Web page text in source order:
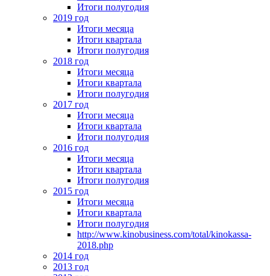
Итоги полугодия
2019 год
Итоги месяца
Итоги квартала
Итоги полугодия
2018 год
Итоги месяца
Итоги квартала
Итоги полугодия
2017 год
Итоги месяца
Итоги квартала
Итоги полугодия
2016 год
Итоги месяца
Итоги квартала
Итоги полугодия
2015 год
Итоги месяца
Итоги квартала
Итоги полугодия
http://www.kinobusiness.com/total/kinokassa-
2018.php
2014 год
2013 год